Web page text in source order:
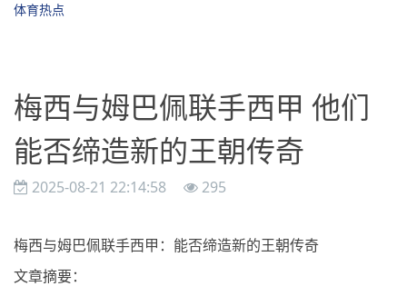
体育热点
梅西与姆巴佩联手西甲 他们
能否缔造新的王朝传奇
2025-08-21 22:14:58 295
梅西与姆巴佩联手西甲：能否缔造新的王朝传奇
文章摘要：